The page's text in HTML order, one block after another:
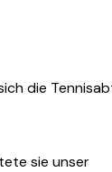
die
sie unser